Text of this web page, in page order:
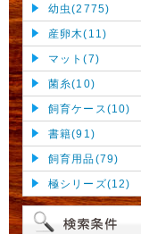
幼虫(2775)
産卵木(11)
マット(7)
菌糸(10)
飼育ケース(10)
書籍(91)
飼育用品(79)
極シリーズ(12)